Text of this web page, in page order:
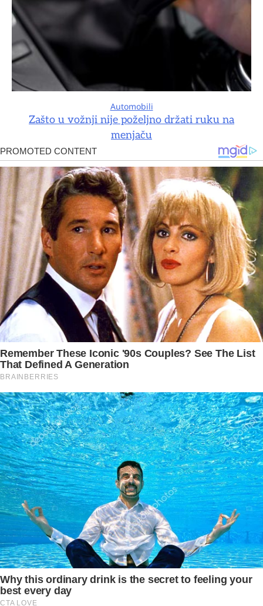
Automobili
Zašto u vožnji nije poželjno držati ruku na
menjaču